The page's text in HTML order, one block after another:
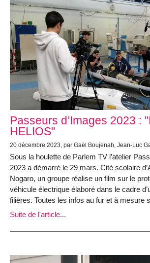
Passeurs d’Images 2023 :
HELIOS"
20 décembre 2023, par Gaël Boujenah, Jean-Luc
Sous la houlette de Parlem TV l’atelier
2023 a démarré le 29 mars. Cité scolaire
Nogaro, un groupe réalise un film sur le
véhicule électrique élaboré dans le cadre
filières. Toutes les infos au fur et à mesure
Suite de l'article...